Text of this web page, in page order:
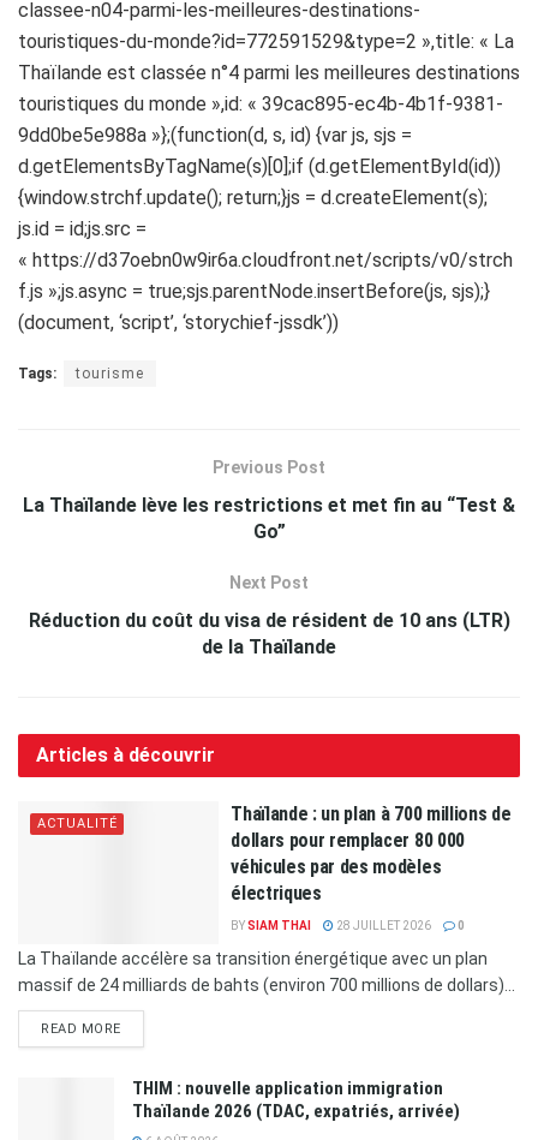
classee-n04-parmi-les-meilleures-destinations-
touristiques-du-monde?id=772591529&type=2 »,title: « La
Thaïlande est classée n°4 parmi les meilleures destinations
touristiques du monde »,id: « 39cac895-ec4b-4b1f-9381-
9dd0be5e988a »};(function(d, s, id) {var js, sjs =
d.getElementsByTagName(s)[0];if (d.getElementById(id))
{window.strchf.update(); return;}js = d.createElement(s);
js.id = id;js.src =
« https://d37oebn0w9ir6a.cloudfront.net/scripts/v0/strch
f.js »;js.async = true;sjs.parentNode.insertBefore(js, sjs);}
(document, ‘script’, ‘storychief-jssdk’))
Tags: tourisme
Previous Post
La Thaïlande lève les restrictions et met fin au “Test &
Go”
Next Post
Réduction du coût du visa de résident de 10 ans (LTR)
de la Thaïlande
Articles à découvrir
ACTUALITÉ
Thaïlande : un plan à 700 millions de
dollars pour remplacer 80 000
véhicules par des modèles
électriques
BYSIAM THAI 28 JUILLET 2026 0
La Thaïlande accélère sa transition énergétique avec un plan
massif de 24 milliards de bahts (environ 700 millions de dollars)...
READ MORE
THIM : nouvelle application immigration
Thaïlande 2026 (TDAC, expatriés, arrivée)